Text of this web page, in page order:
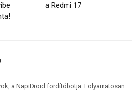
a Redmi 17
a NapiDroid fordítóbotja. Folyamatosan